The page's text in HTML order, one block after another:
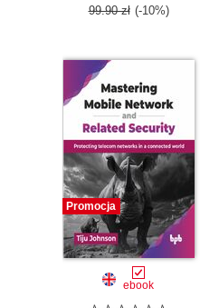
99.90 zł (-10%)
Promocja
ebook